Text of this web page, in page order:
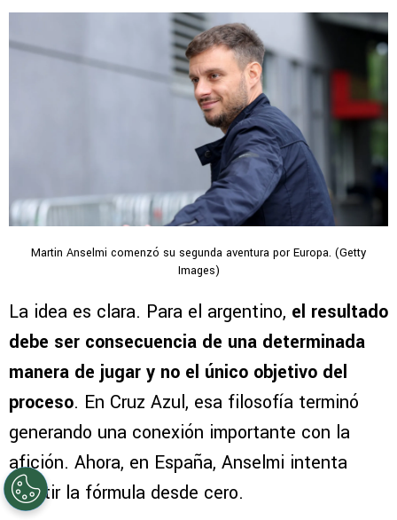
Martin Anselmi comenzó su segunda aventura por Europa. (Getty
Images)
La idea es clara. Para el argentino, el resultado
debe ser consecuencia de una determinada
manera de jugar y no el único objetivo del
proceso. En Cruz Azul, esa filosofía terminó
generando una conexión importante con la
afición. Ahora, en España, Anselmi intenta
repetir la fórmula desde cero.